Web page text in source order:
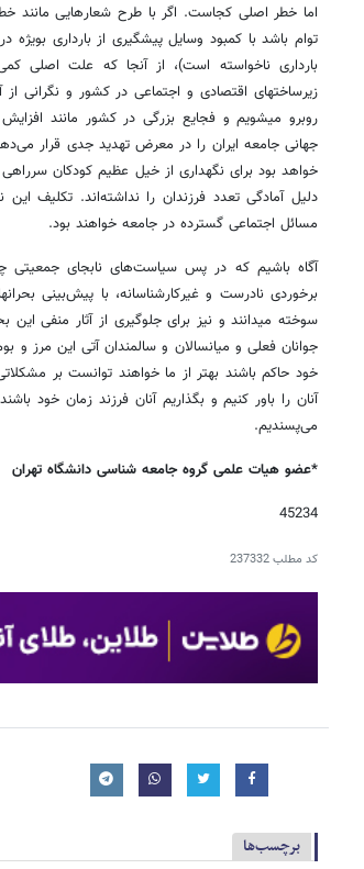
اما خطر اصلی کجاست. اگر با طرح شعارهایی مانند
توام باشد با کمبود وسایل پیشگیری از بارداری
بارداری ناخواسته است)، از آنجا که علت اصلی
زیرساختهای اقتصادی و اجتماعی در کشور و نگرانی
روبرو میشویم و فجایع بزرگی در کشور مانند
جهانی جامعه ایران را در معرض تهدید جدی قرار
خواهد بود برای نگهداری از خیل عظیم کودکان
دلیل آمادگی تعدد فرزندان را نداشته‌اند. تکلیف
مسائل اجتماعی گسترده در جامعه خواهند بود.
آگاه باشیم که در پس سیاست‌های نابجای جمعیتی
برخوردی نادرست و غیرکارشناسانه، با پیش‌بینی
سوخته میدانند و نیز برای جلوگیری از آثار منفی این
جوانان فعلی و میانسالان و سالمندان آتی این مرز و
خود حاکم باشند بهتر از ما خواهند توانست بر
آنان را باور کنیم و بگذاریم آنان فرزند زمان خود
می‌پسندیم.
*عضو هیات علمی گروه جامعه شناسی دانشگاه تهران
45234
کد مطلب237332
برچسب‌ها